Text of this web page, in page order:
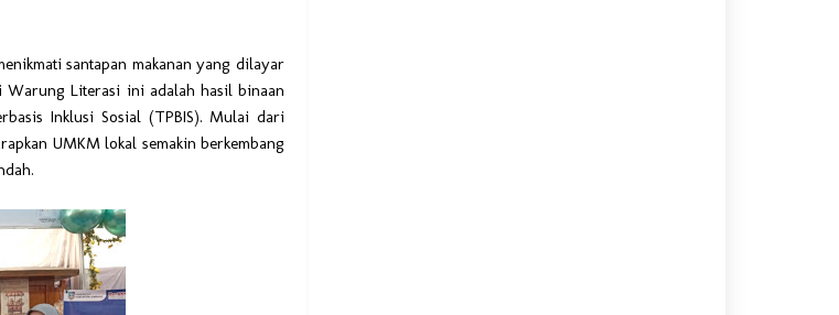
santapan makanan yang dilayar
Literasi ini adalah hasil binaan
Inklusi Sosial (TPBIS). Mulai dari
UMKM lokal semakin berkembang